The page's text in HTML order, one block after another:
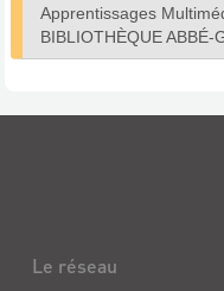
Apprentissages
BIBLIOTHÈQUE ABBÉ-
Le réseau